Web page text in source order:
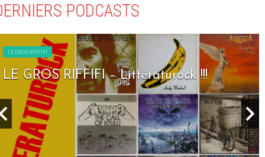
PODCASTS
LE GROS RIFFIFI
LE GROS RIFFIFI – Littératurock !!!